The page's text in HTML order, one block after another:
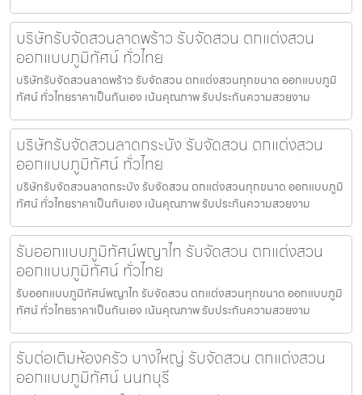
บริษัทรับจัดสวนลาดพร้าว รับจัดสวน ตกแต่งสวน
ออกแบบภูมิทัศน์ ทั่วไทย
บริษัทรับจัดสวนลาดพร้าว รับจัดสวน ตกแต่งสวนทุกขนาด ออกแบบภูมิ
ทัศน์ ทั่วไทยราคาเป็นกันเอง เน้นคุณภาพ รับประกันความสวยงาม
บริษัทรับจัดสวนลาดกระบัง รับจัดสวน ตกแต่งสวน
ออกแบบภูมิทัศน์ ทั่วไทย
บริษัทรับจัดสวนลาดกระบัง รับจัดสวน ตกแต่งสวนทุกขนาด ออกแบบภูมิ
ทัศน์ ทั่วไทยราคาเป็นกันเอง เน้นคุณภาพ รับประกันความสวยงาม
รับออกแบบภูมิทัศน์พญาไท รับจัดสวน ตกแต่งสวน
ออกแบบภูมิทัศน์ ทั่วไทย
รับออกแบบภูมิทัศน์พญาไท รับจัดสวน ตกแต่งสวนทุกขนาด ออกแบบภูมิ
ทัศน์ ทั่วไทยราคาเป็นกันเอง เน้นคุณภาพ รับประกันความสวยงาม
รับต่อเติมห้องครัว บางใหญ่ รับจัดสวน ตกแต่งสวน
ออกแบบภูมิทัศน์ นนทบุรี